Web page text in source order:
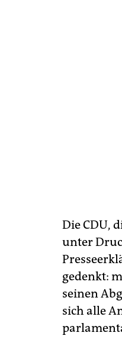
Die CDU,
unter
gedenkt:
seinen
sich alle